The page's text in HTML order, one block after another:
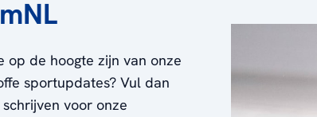
op de hoogte zijn van onze
sportupdates? Vul dan
voor onze